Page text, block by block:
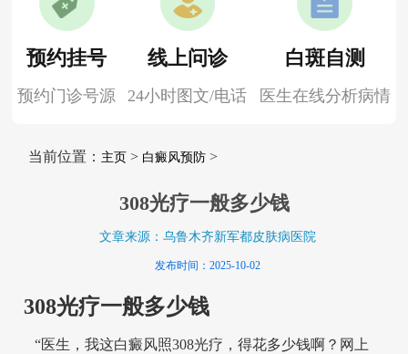
预约挂号
预约门诊号源
线上问诊
24小时图文/电话
白斑自测
医生在线分析病情
当前位置： 主页> 白癜风预防>
308光疗一般多少钱
文章来源：乌鲁木齐新军都皮肤病医院
发布时间：2025-10-02
308光疗一般多少钱
“医生，我这白癜风照308光疗，得花多少钱啊？网上